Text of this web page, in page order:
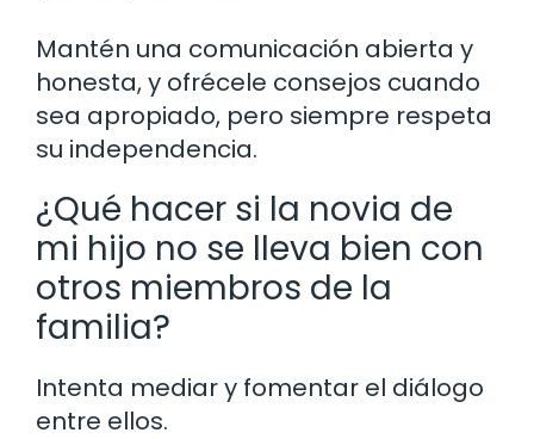
Mantén una comunicación abierta y
honesta, y ofrécele consejos cuando
sea apropiado, pero siempre respeta
su independencia.
¿Qué hacer si la novia de
mi hijo no se lleva bien con
otros miembros de la
familia?
Intenta mediar y fomentar el diálogo
entre ellos.